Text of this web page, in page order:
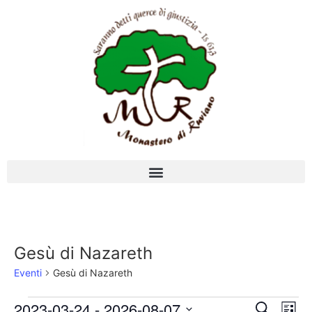
Gesù di Nazareth
Eventi Gesù di Nazareth
Cerca